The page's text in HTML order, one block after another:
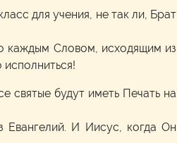
для учения, не так ли, Брат
каждым Словом, исходящим из
святые будут иметь Печать на
Евангелий. И Иисус, когда Он